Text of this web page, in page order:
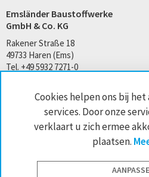
Cookies helpen ons bij
services. Door onze
verklaart u zich ermee
plaatsen.
Emsländer Baustoffwerke
GmbH & Co. KG
Rakener Straße 18
49733 Haren (Ems)
Tel. +49 5932 7271-0
www.emslaender.de